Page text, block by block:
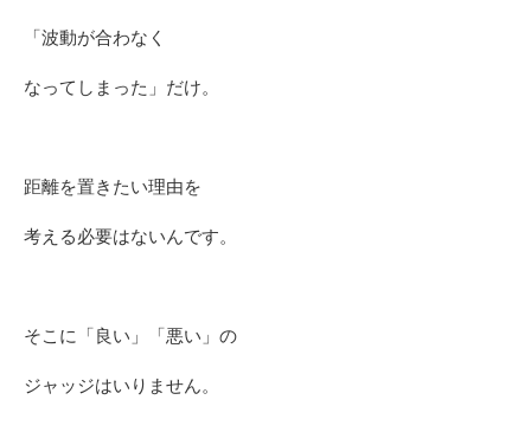
「波動が合わなく
なってしまった」だけ。
距離を置きたい理由を
考える必要はないんです。
そこに「良い」「悪い」の
ジャッジはいりません。